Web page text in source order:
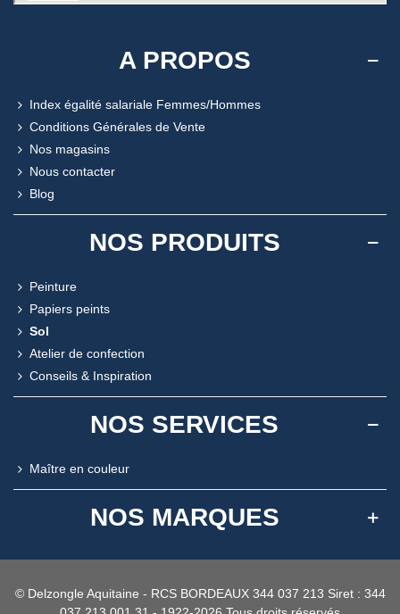
A PROPOS
Index égalité salariale Femmes/Hommes
Conditions Générales de Vente
Nos magasins
Nous contacter
Blog
NOS PRODUITS
Peinture
Papiers peints
Sol
Atelier de confection
Conseils & Inspiration
NOS SERVICES
Maître en couleur
NOS MARQUES
© Delzongle Aquitaine - RCS BORDEAUX 344 037 213 Siret : 344